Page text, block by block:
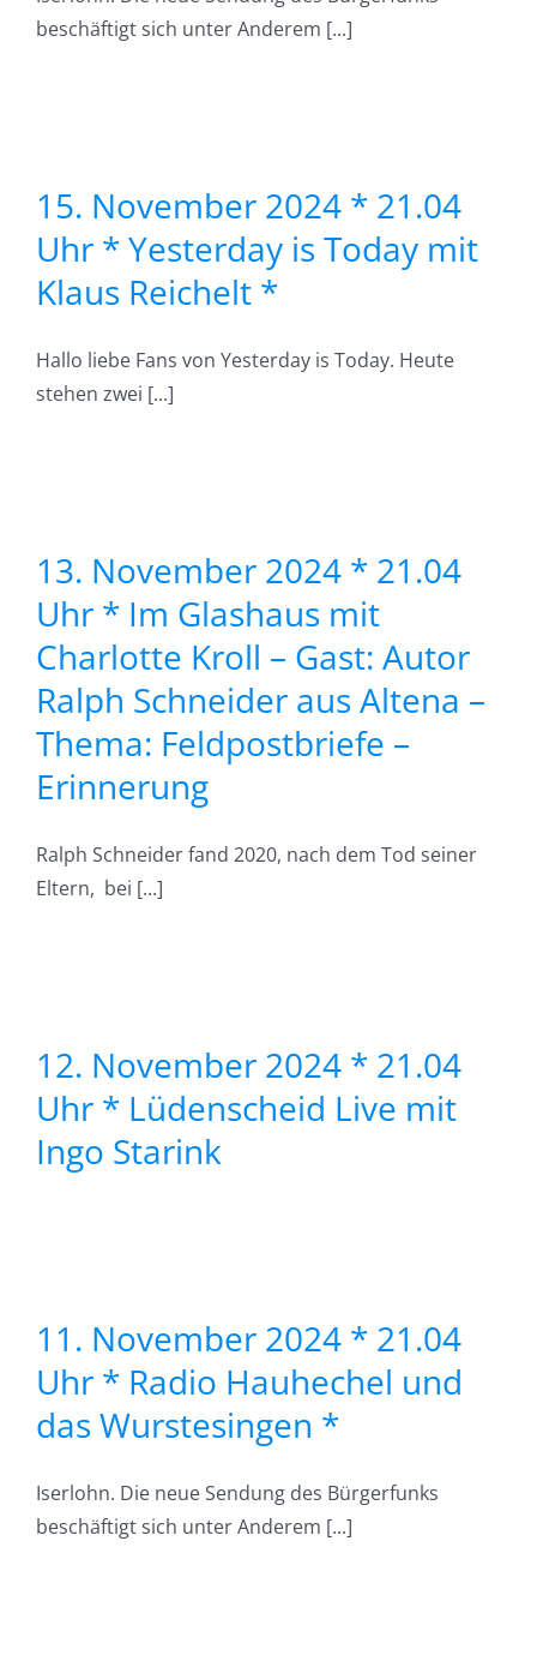
beschäftigt sich unter Anderem [...]
15. November 2024 * 21.04
Uhr * Yesterday is Today mit
Klaus Reichelt *
Hallo liebe Fans von Yesterday is Today. Heute
stehen zwei [...]
13. November 2024 * 21.04
Uhr * Im Glashaus mit
Charlotte Kroll – Gast: Autor
Ralph Schneider aus Altena –
Thema: Feldpostbriefe –
Erinnerung
Ralph Schneider fand 2020, nach dem Tod seiner
Eltern, bei [...]
12. November 2024 * 21.04
Uhr * Lüdenscheid Live mit
Ingo Starink
11. November 2024 * 21.04
Uhr * Radio Hauhechel und
das Wurstesingen *
Iserlohn. Die neue Sendung des Bürgerfunks
beschäftigt sich unter Anderem [...]